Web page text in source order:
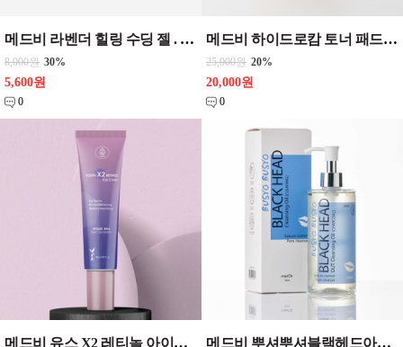
메드비 라벤더 힐링 수딩 젤 . 알로에 카밍 자몽 모이스처라이징 수딩 젤 선택1 300ml
8,000원 30%
5,600원
0
메드비 하이드로캄 토너 패드 , 엑스포클린필링패드 2종류중 1개선택 입수60장 화장품
25,000원 20%
20,000원
0
메드비 유스 X2 레티놀 아이크림 30ml eye 1개 화장품 메드비 뿌셔뿌셔블랙헤드아웃클렌징오일 [숯] , 블링블링깔라만시클렌징오일 [클리어링] 2가지중 택 1 , 180ml CPNP